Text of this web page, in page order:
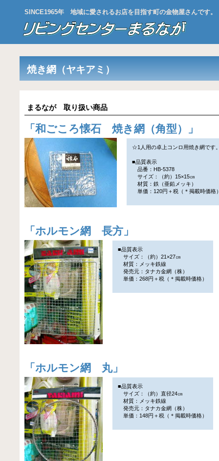
SINCE1965年 地域に愛されるお店を目指す町の金物屋さんです。
焼き網（ヤキアミ）
まるなが 取り扱い商品
「 和ごころ懐石 焼き網（角型） 」
☆1人用の卓上コンロ用焼き網です
■品質表示
品番：HB-5378
サイズ：（約）15×15㎝
材質：鉄（亜鉛メッキ）
単価：120円＋税（＊掲載時価格
「 ホルモン網 長方 」
■品質表示
サイズ：（約）21×27㎝
材質：メッキ鉄線
発売元：タナカ金網（株）
単価：268円＋税（＊掲載時価格）
「 ホルモン網 丸」
■品質表示
サイズ：（約）直径24㎝
材質：メッキ鉄線
発売元：タナカ金網（株）
単価：148円＋税（＊掲載時価格）